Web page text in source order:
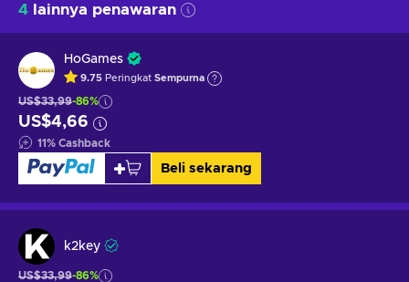
4 lainnya penawaran
HoGames
9.75 Peringkat Sempurna
US$33,99-86%
US$4,66
11% Cashback
Beli sekarang
k2key
US$33,99-86%